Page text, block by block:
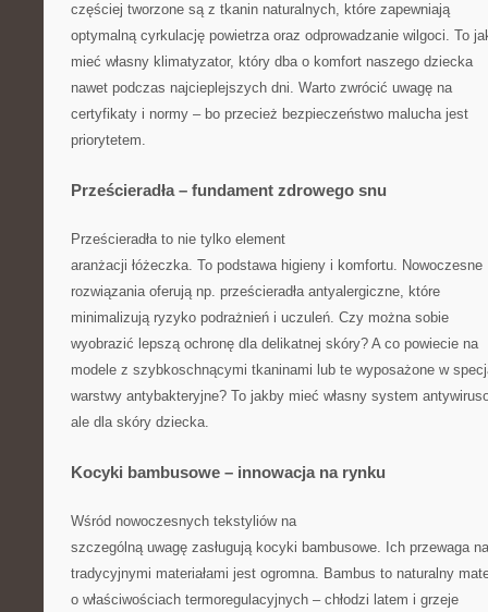
częściej tworzone są z tkanin naturalnych, które zapewniają
optymalną cyrkulację powietrza oraz odprowadzanie wilgoci. To
mieć własny klimatyzator, który dba o komfort naszego dziecka
nawet podczas najcieplejszych dni. Warto zwrócić uwagę na
certyfikaty i normy – bo przecież bezpieczeństwo malucha jest
priorytetem.
Prześcieradła – fundament zdrowego snu
Prześcieradła to nie tylko element
aranżacji łóżeczka. To podstawa higieny i komfortu. Nowoczesne
rozwiązania oferują np. prześcieradła antyalergiczne, które
minimalizują ryzyko podrażnień i uczuleń. Czy można sobie
wyobrazić lepszą ochronę dla delikatnej skóry? A co powiecie na
modele z szybkoschnącymi tkaninami lub te wyposażone w
warstwy antybakteryjne? To jakby mieć własny system
ale dla skóry dziecka.
Kocyki bambusowe – innowacja na rynku
Wśród nowoczesnych tekstyliów na
szczególną uwagę zasługują kocyki bambusowe. Ich przewaga
tradycyjnymi materiałami jest ogromna. Bambus to naturalny
o właściwościach termoregulacyjnych – chłodzi latem i grzeje